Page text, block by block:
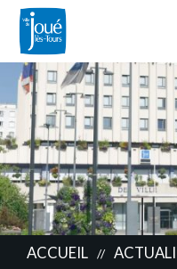
Aller
contenu
principal
ACCUEIL //